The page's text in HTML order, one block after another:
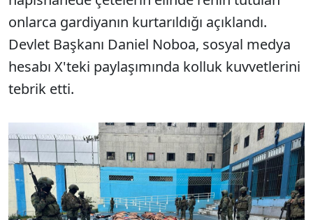
onlarca gardiyanın kurtarıldığı açıklandı.
Devlet Başkanı Daniel Noboa, sosyal medya
hesabı X'teki paylaşımında kolluk kuvvetlerini
tebrik etti.